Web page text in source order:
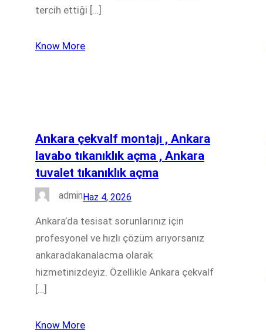
tercih ettiği […]
Know More
Ankara çekvalf montajı , Ankara
lavabo tıkanıklık açma , Ankara
tuvalet tıkanıklık açma
adminHaz 4, 2026
Ankara’da tesisat sorunlarınız için
profesyonel ve hızlı çözüm arıyorsanız
ankaradakanalacma olarak
hizmetinizdeyiz. Özellikle Ankara çekvalf
[…]
Know More